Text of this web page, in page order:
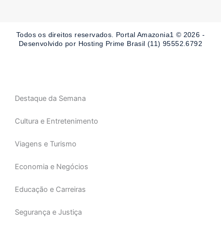
k
-
a
m
Todos os direitos reservados. Portal Amazonia1 © 2026 -
Desenvolvido por Hosting Prime Brasil (11) 95552.6792
Destaque da Semana
Cultura e Entretenimento
Viagens e Turismo
Economia e Negócios
Educação e Carreiras
Segurança e Justiça